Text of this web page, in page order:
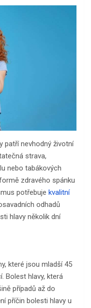
patří nevhodný životní
strava,
nebo tabákových
zdravého spánku
potřebuje kvalitní
odhadů
hlavy několik dní
které jsou mladší 45
Bolest hlavy, která
případů až do
příčin bolesti hlavy u